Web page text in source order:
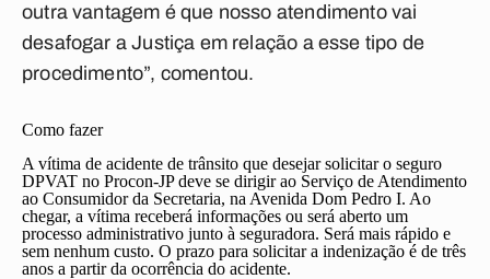
outra vantagem é que nosso atendimento vai
desafogar a Justiça em relação a esse tipo de
procedimento”, comentou.
Como fazer
A vítima de acidente de trânsito que desejar solicitar o seguro
DPVAT no Procon-JP deve se dirigir ao Serviço de Atendimento
ao Consumidor da Secretaria, na Avenida Dom Pedro I. Ao
chegar, a vítima receberá informações ou será aberto um
processo administrativo junto à seguradora. Será mais rápido e
sem nenhum custo. O prazo para solicitar a indenização é de três
anos a partir da ocorrência do acidente.